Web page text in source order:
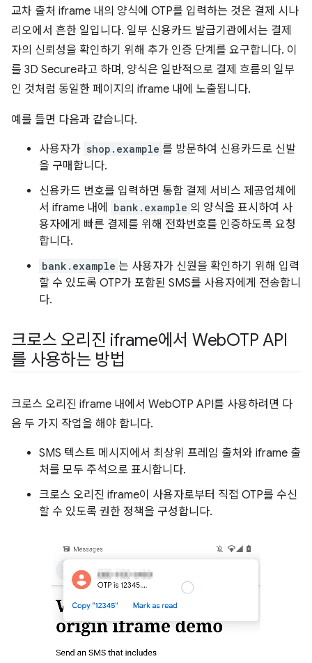
교차 출처 iframe 내의 양식에 OTP를 입력하는 것은 결제 시나
리오에서 흔한 일입니다. 일부 신용카드 발급기관에서는 결제
자의 신뢰성을 확인하기 위해 추가 인증 단계를 요구합니다. 이
를 3D Secure라고 하며, 양식은 일반적으로 결제 흐름의 일부
인 것처럼 동일한 페이지의 iframe 내에 노출됩니다.
예를 들면 다음과 같습니다.
사용자가 shop.example 를 방문하여 신용카드로 신발
을 구매합니다.
신용카드 번호를 입력하면 통합 결제 서비스 제공업체에
서 iframe 내에
bank.example 의 양식을 표시하여 사
용자에게 빠른 결제를 위해 전화번호를 인증하도록 요청
합니다.
bank.example 는 사용자가 신원을 확인하기 위해 입력
할 수 있도록 OTP가 포함된 SMS를 사용자에게 전송합니
다.
크로스 오리진 iframe에서 WebOTP API
를 사용하는 방법
크로스 오리진 iframe 내에서 WebOTP API를 사용하려면 다
음 두 가지 작업을 해야 합니다.
SMS 텍스트 메시지에서 최상위 프레임 출처와 iframe 출
처를 모두 주석으로 표시합니다.
크로스 오리진 iframe이 사용자로부터 직접 OTP를 수신
할 수 있도록 권한 정책을 구성합니다.